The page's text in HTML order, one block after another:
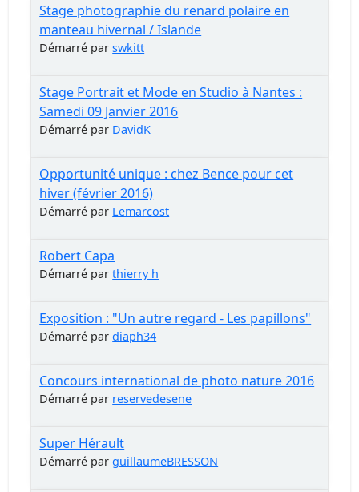
Stage photographie du renard polaire en
manteau hivernal / Islande
Démarré parswkitt
Stage Portrait et Mode en Studio à Nantes :
Samedi 09 Janvier 2016
Démarré par DavidK
Opportunité unique : chez Bence pour cet
hiver (février 2016)
Démarré par Lemarcost
Robert Capa
Démarré parthierry h
Exposition : "Un autre regard - Les papillons"
Démarré pardiaph34
Concours international de photo nature 2016
Démarré par reservedesene
Super Hérault
Démarré parguillaumeBRESSON